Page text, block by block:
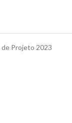
Projeto 2023